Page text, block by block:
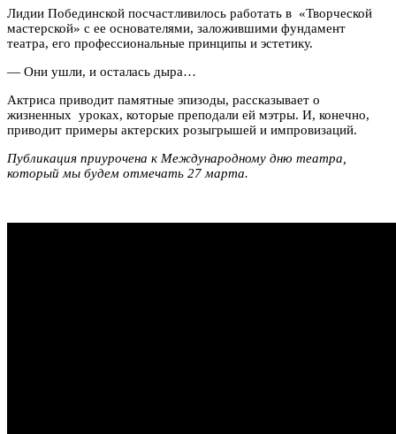
Лидии Побединской посчастливилось работать в «Творческой
мастерской» с ее основателями, заложившими фундамент
театра, его профессиональные принципы и эстетику.
— Они ушли, и осталась дыра…
Актриса приводит памятные эпизоды, рассказывает о
жизненных уроках, которые преподали ей мэтры. И, конечно,
приводит примеры актерских розыгрышей и импровизаций.
Публикация приурочена к Международному дню театра,
который мы будем отмечать 27 марта.